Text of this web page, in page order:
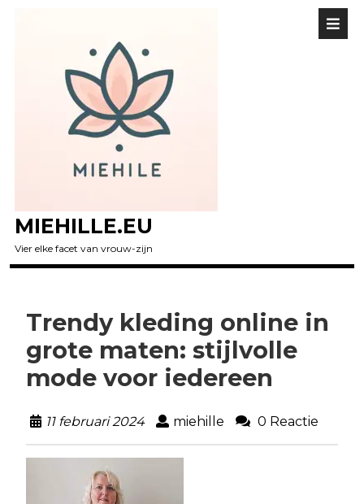
MIEHILLE.EU
Vier elke facet van vrouw-zijn
Trendy kleding online in
grote maten: stijlvolle
mode voor iedereen
11 februari 2024 miehille 0 Reactie